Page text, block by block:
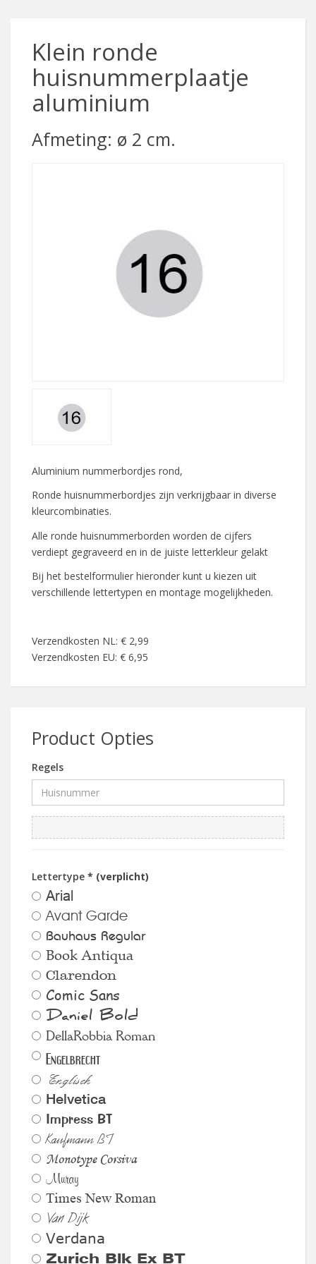
Klein ronde
huisnummerplaatje
aluminium
Afmeting: ø 2 cm.
Aluminium nummerbordjes rond,
Ronde huisnummerbordjes zijn verkrijgbaar in diverse
kleurcombinaties.
Alle ronde huisnummerborden worden de cijfers
verdiept gegraveerd en in de juiste letterkleur gelakt
Bij het bestelformulier hieronder kunt u kiezen uit
verschillende lettertypen en montage mogelijkheden.
Verzendkosten NL: € 2,99
Verzendkosten EU: € 6,95
Product Opties
Regels
Lettertype * (verplicht)
Arial
Avant Garde
Bauhaus Regular
Book Antiqua
Clarendon
Comic Sans
Daniel Bold
DellaRobbia Roman
Engelbrecht
Englisch
Helvetica
Impress BT
Kaufmann BT
Monotype Corsiva
Muray
Times New Roman
Van Dijk
Verdana
Zurich Blk Ex BT